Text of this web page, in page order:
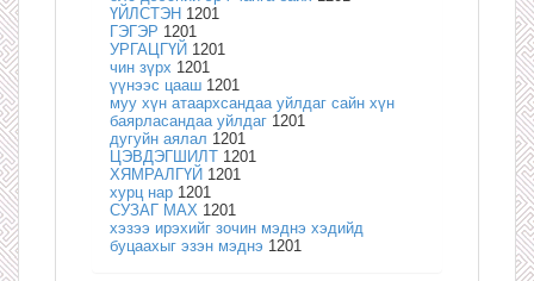
ҮЙЛСТЭН 1201
ГЭГЭР 1201
УРГАЦГҮЙ 1201
чин зүрх 1201
үүнээс цааш 1201
муу хүн атаархсандаа уйлдаг сайн хүн
баярласандаа уйлдаг 1201
дугуйн аялал 1201
ЦЭВДЭГШИЛТ 1201
ХЯМРАЛГҮЙ 1201
хурц нар 1201
СУЗАГ МАХ 1201
хэзээ ирэхийг зочин мэднэ хэдийд
буцаахыг эзэн мэднэ 1201